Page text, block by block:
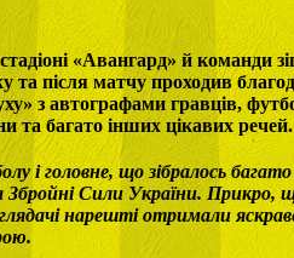
«Авангард» й команди
та після матчу проходив
з автографами гравців,
та багато інших цікавих
і головне, що зібралось багато
Сили України. Прикро,
нарешті отримали